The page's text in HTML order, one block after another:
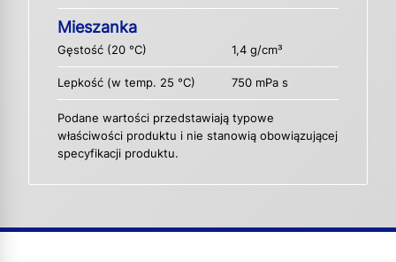
Mieszanka
Gęstość (20 °C) 1,4 g/cm³
Lepkość (w temp. 25 °C) 750 mPa s
Podane wartości przedstawiają typowe
właściwości produktu i nie stanowią obowiązującej
specyfikacji produktu.